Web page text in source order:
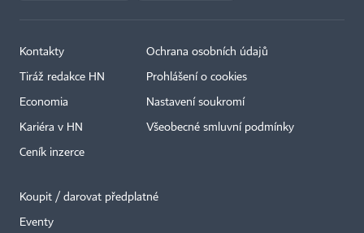
Kontakty
Tiráž redakce HN
Economia
Kariéra v HN
Ceník inzerce
Ochrana osobních údajů
Prohlášení o cookies
Nastavení soukromí
Všeobecné smluvní podmínky
Koupit / darovat předplatné
Eventy